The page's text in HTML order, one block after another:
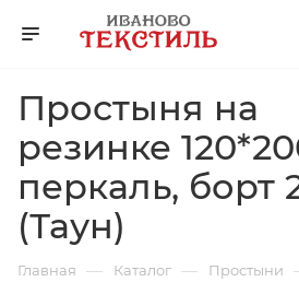
Простыня на
резинке
перкаль, борт
(Таун)
Главная — Каталог — Простыни